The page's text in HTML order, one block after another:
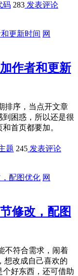
码 283 发表评论
网
作者和更新
排序，当点开文章
困惑，所以还是很
首页都要加。
题 245 发表评论
网
修改，配图
不符合需求，闹着
想改成自己喜欢的
个好东西，还可借助